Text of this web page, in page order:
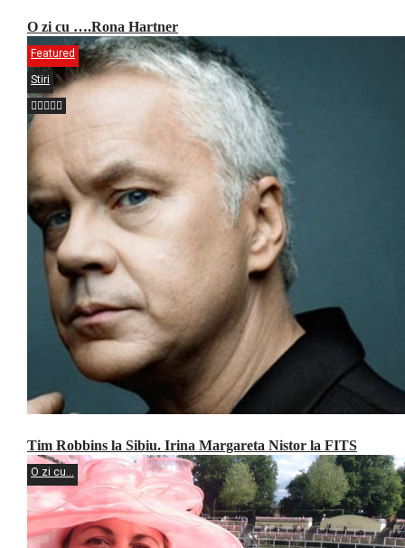
O zi cu ….Rona Hartner
Featured
Stiri
Tim Robbins la Sibiu. Irina Margareta Nistor la FITS
O zi cu...